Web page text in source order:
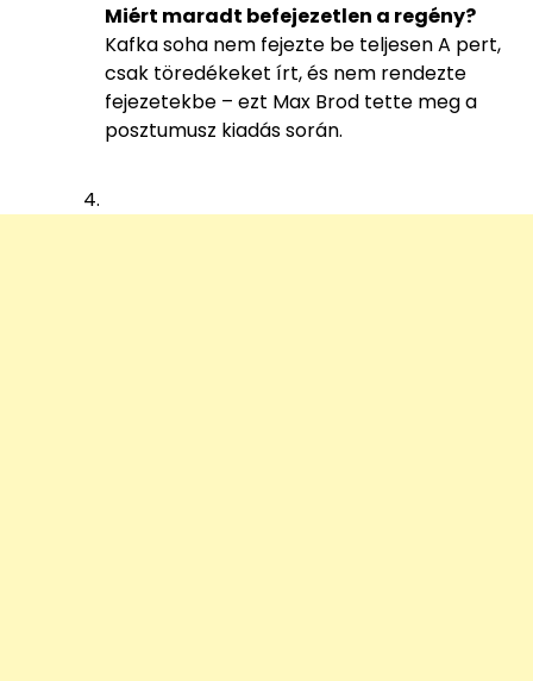
Miért maradt befejezetlen a regény?
Kafka soha nem fejezte be teljesen A pert,
csak töredékeket írt, és nem rendezte
fejezetekbe – ezt Max Brod tette meg a
posztumusz kiadás során.